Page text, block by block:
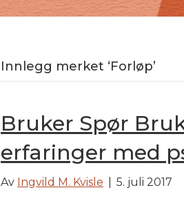
Innlegg merket ‘Forløp’
Bruker Spør
erfaringer med
Av Ingvild M. Kvisle 5. juli 2017